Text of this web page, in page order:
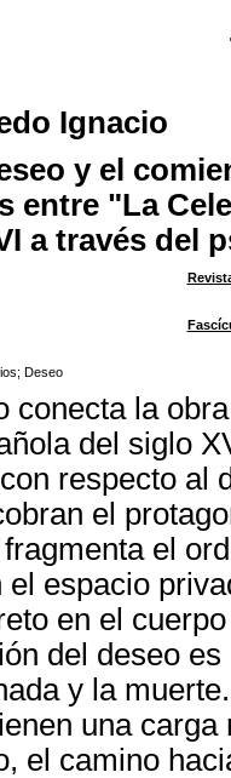
Ignacio
y el
entre "La
a través del
; Deseo
conecta la
del siglo
respecto al
el
el
el espacio
en el
del deseo
y la
una
el camino